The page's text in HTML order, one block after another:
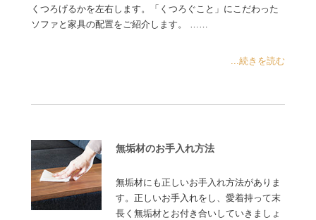
くつろげるかを左右します。「くつろぐこと」にこだわった
ソファと家具の配置をご紹介します。 ……
...続きを読む
無垢材のお手入れ方法
無垢材にも正しいお手入れ方法がありま
す。正しいお手入れをし、愛着持って末
長く無垢材とお付き合いしていきましょ